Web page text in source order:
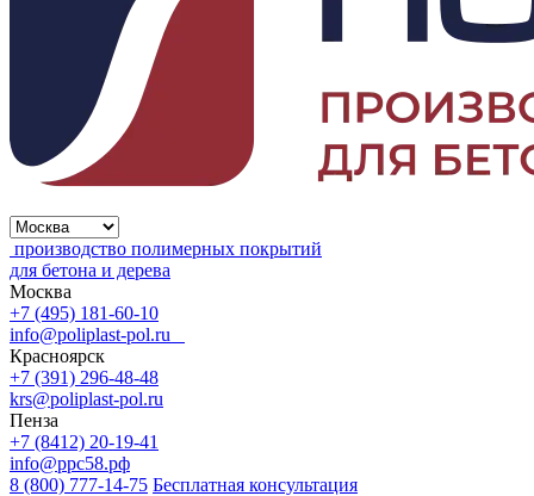
производство полимерных покрытий
для бетона и дерева
Москва
+7 (495) 181-60-10
info@poliplast-pol.ru
Красноярск
+7 (391) 296-48-48
krs@poliplast-pol.ru
Пенза
+7 (8412) 20-19-41
info@ррс58.рф
8 (800) 777-14-75 Бесплатная консультация